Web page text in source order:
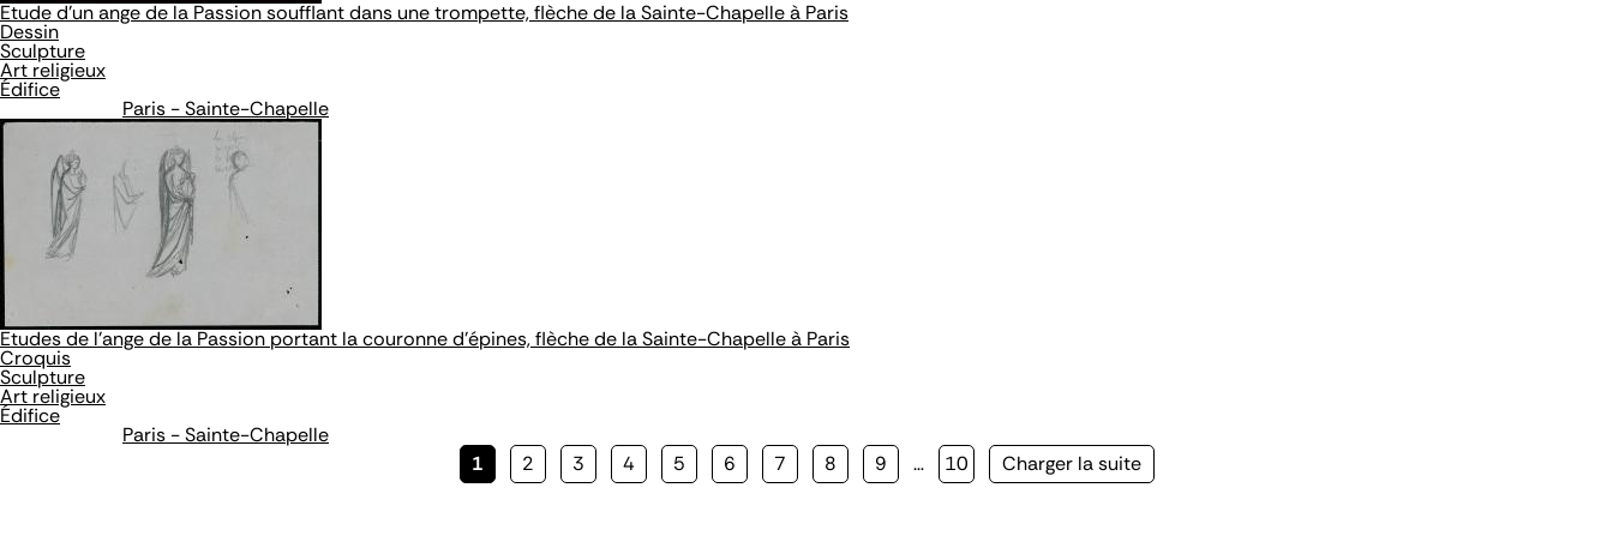
Etude d'un ange de la Passion soufflant dans une trompette, flèche de la Sainte-Chapelle à Paris
Dessin
Sculpture
Art religieux
Édifice
Paris - Sainte-Chapelle
Etudes de l'ange de la Passion portant la couronne d'épines, flèche de la Sainte-Chapelle à Paris
Croquis
Sculpture
Art religieux
Édifice
Paris - Sainte-Chapelle
Page
1 Page
2 Page
3 Page
4 Page
5 Page
6 Page
7 Page
8 Page
9 … Page
10
Page
Charger la suite